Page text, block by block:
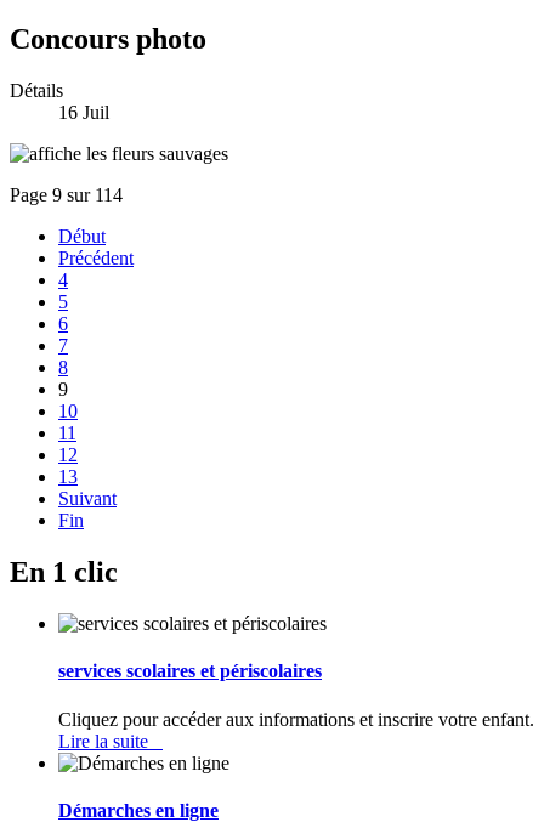
Concours photo
Détails
16 Juil
Page 9 sur 114
Début
Précédent
4
5
6
7
8
9
10
11
12
13
Suivant
Fin
En 1 clic
services scolaires et périscolaires
Cliquez pour accéder aux informations et inscrire votre enfant.
Lire la suite
Démarches en ligne